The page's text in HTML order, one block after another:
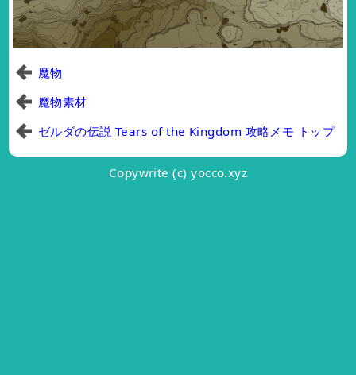
魔物
魔物素材
ゼルダの伝説 Tears of the Kingdom 攻略メモ トップ
Copywrite (c) yocco.xyz